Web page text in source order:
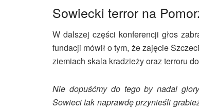
Sowiecki terror na
W dalszej części konferencji głos
fundacji mówił o tym, że zajęcie
ziemiach skala kradzieży oraz terroru
Nie dopuśćmy do tego by nadal
Sowieci tak naprawdę przynieśli